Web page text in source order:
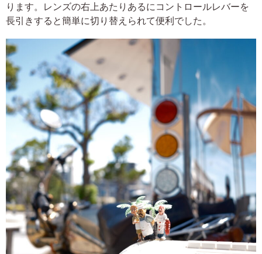
ります。レンズの右上あたりあるにコントロールレバーを
長引きすると簡単に切り替えられて便利でした。